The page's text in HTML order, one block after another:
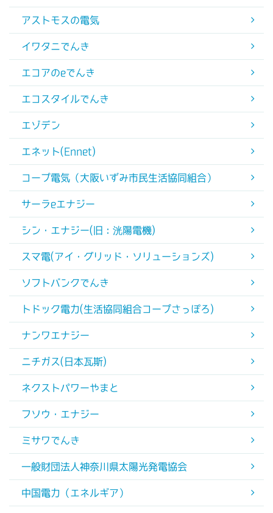
アストモスの電気
イワタニでんき
エコアのeでんき
エコスタイルでんき
エゾデン
エネット(Ennet)
コープ電気（大阪いずみ市民生活協同組合）
サーラeエナジー
シン・エナジー(旧：洸陽電機)
スマ電(アイ・グリッド・ソリューションズ)
ソフトバンクでんき
トドック電力(生活協同組合コープさっぽろ)
ナンワエナジー
ニチガス(日本瓦斯)
ネクストパワーやまと
フソウ・エナジー
ミサワでんき
一般財団法人神奈川県太陽光発電協会
中国電力（エネルギア）